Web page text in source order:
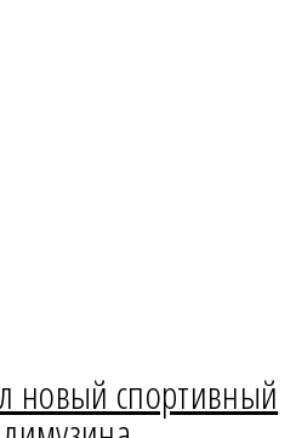
новый спортивный